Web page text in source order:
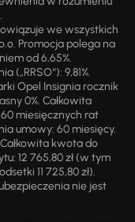
we wszystkich
Promocja polega na
od 6,65%.
9,81%.
Opel Insignia rocznik
0%. Całkowita
miesięcznych rat
umowy: 60 miesięcy.
kwota do
12 765,80 zł (w tym
11 725,80 zł).
nie jest